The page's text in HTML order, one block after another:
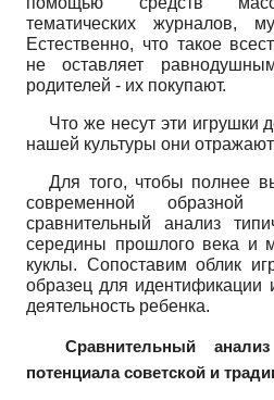
тематических журналов,
Естественно, что такое
не оставляет
родителей - их покупают.
Что же несут эти игрушки
нашей культуры они
Для того, чтобы полнее
современной образной
сравнительный анализ
середины прошлого века и
куклы. Сопоставим облик
образец для идентификации
деятельность ребенка.
Сравнительный
потенциала советской и